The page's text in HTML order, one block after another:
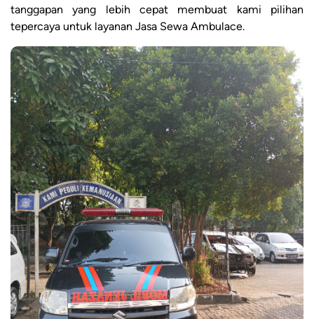
tanggapan yang lebih cepat membuat kami pilihan
tepercaya untuk layanan Jasa Sewa Ambulace.